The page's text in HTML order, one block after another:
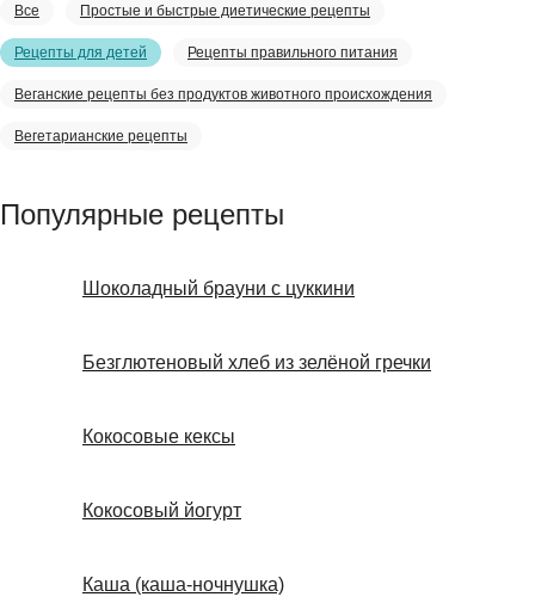
Все Простые и быстрые диетические рецепты
Рецепты для детей Рецепты правильного питания
Веганские рецепты без продуктов животного происхождения
Вегетарианские рецепты
Популярные рецепты
Шоколадный брауни с цуккини
Безглютеновый хлеб из зелёной гречки
Кокосовые кексы
Кокосовый йогурт
Каша (каша-ночнушка)